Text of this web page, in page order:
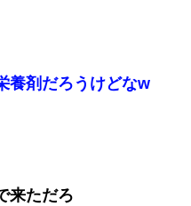
養剤だろうけどなw
来ただろ